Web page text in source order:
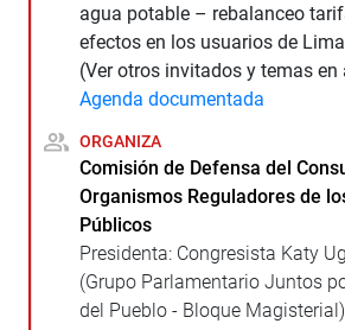
agua potable – rebalanceo
efectos en los usuarios de
(Ver otros invitados y temas en
Agenda documentada
ORGANIZA
Comisión de Defensa del
Organismos Reguladores de
Públicos
Presidenta: Congresista Katy
(Grupo Parlamentario Juntos
del Pueblo - Bloque Magisterial)